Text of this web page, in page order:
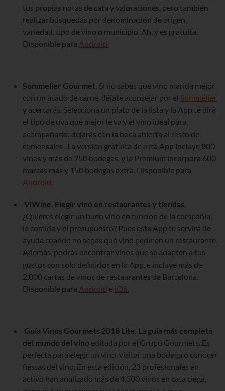
tus propias notas de cata y valoraciones, pero también
realizar búsquedas por denominación de origen,
variedad, tipo de vino o municipio. Ah, y es gratuita.
Disponible para Android.
Sommelier Gourmet. Si no sabes qué vino marida mejor
con un asado de carne, déjate aconsejar por el Sommelier
y acertarás. Selecciona un plato de la lista y la App te dirá
el tipo de uva que mejor le va y el vino ideal para
acompañarlo: dejarás con la boca abierta al resto de
comensales . La versión gratuita de esta App incluye 800
vinos y más de 250 bodegas, y la Premium incorpora 600
marcas más y 150 bodegas extra. Disponible para
Android.
ViWine. Elegir vino en restaurantes y tiendas.
¿Quieres elegir un buen vino en función de la compañía,
la comida y el presupuesto? Pues esta App te servirá de
ayuda cuando no sepas qué vino pedir en un restaurante.
Además, podrás encontrar vinos que se adapten a tus
gustos con solo definirlos en la App, e incluye más de
2.000 cartas de vinos de restaurantes de Barcelona.
Disponible para Android e iOS.
Guía Vinos Gourmets 2018 Lite. La guía más completa
del mundo del vino editada por el Grupo Gourmets. Es
perfecta para elegir un vino, visitar una bodega o conocer
fiestas del vino. En esta edición, 23 profesionales en
activo han analizado más de 4.300 vinos en cata ciega,